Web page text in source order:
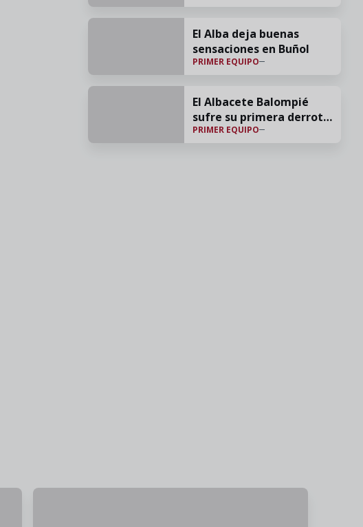
El Alba deja buenas
sensaciones en Buñol
PRIMER EQUIPO
El Albacete Balompié
sufre su primera derrota
veraniega
PRIMER EQUIPO